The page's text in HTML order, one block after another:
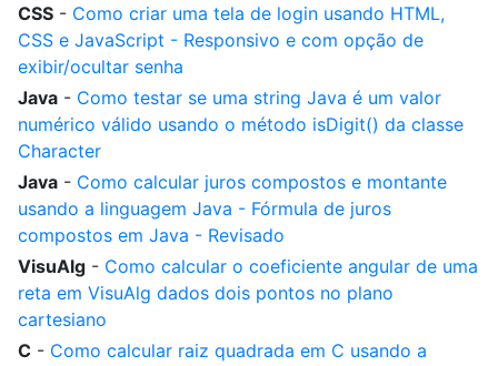
CSS - Como criar uma tela de login usando HTML,
CSS e JavaScript - Responsivo e com opção de
exibir/ocultar senha
Java - Como testar se uma string Java é um valor
numérico válido usando o método isDigit() da classe
Character
Java - Como calcular juros compostos e montante
usando a linguagem Java - Fórmula de juros
compostos em Java - Revisado
VisuAlg - Como calcular o coeficiente angular de uma
reta em VisuAlg dados dois pontos no plano
cartesiano
C - Como calcular raiz quadrada em C usando a